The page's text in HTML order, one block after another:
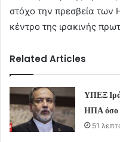
στόχο την πρεσβεία
κέντρο της ιρακινής
Related Articles
ΥΠΕΞ
ΗΠΑ όσο
51